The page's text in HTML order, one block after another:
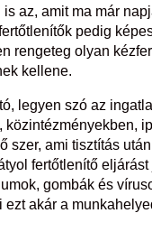
az, amit ma már
pedig
rengeteg olyan
kellene.
legyen szó az
szer, ami tisztítás
fertőtlenítő eljárást
gombák és
akár a